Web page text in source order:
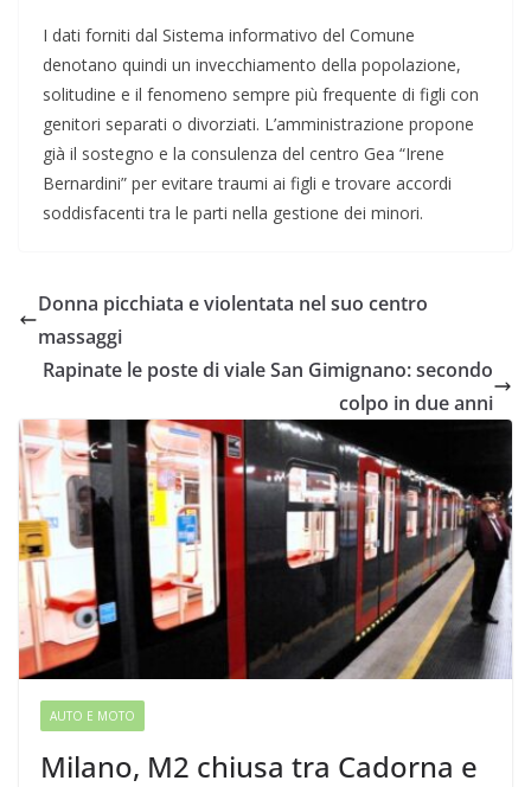
I dati forniti dal Sistema informativo del Comune
denotano quindi un invecchiamento della popolazione,
solitudine e il fenomeno sempre più frequente di figli con
genitori separati o divorziati. L’amministrazione propone
già il sostegno e la consulenza del centro Gea “Irene
Bernardini” per evitare traumi ai figli e trovare accordi
soddisfacenti tra le parti nella gestione dei minori.
Donna picchiata e violentata nel suo centro
massaggi
Rapinate le poste di viale San Gimignano: secondo
colpo in due anni
AUTO E MOTO
Milano, M2 chiusa tra Cadorna e